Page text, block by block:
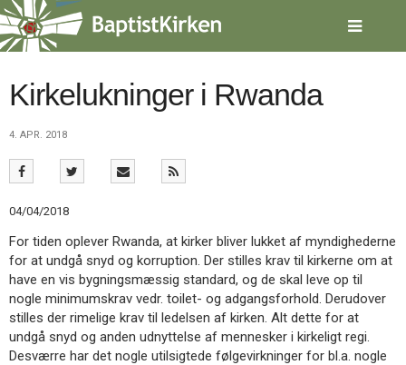
Spring
menu
over
gå
tilbage
forsiden
2.0:
Nyheder
3.0:
Kalender
4.0:
Inspiration
5.0:
Værktøjskassen
6.0:
Mission
7.0:
Om
BaptistKirken
8.0:
Kontakt
Kirkelukninger i Rwanda
4. APR. 2018
04/04/2018
For tiden oplever Rwanda, at kirker bliver lukket af myndighederne
for at undgå snyd og korruption. Der stilles krav til kirkerne om at
have en vis bygningsmæssig standard, og de skal leve op til
nogle minimumskrav vedr. toilet- og adgangsforhold. Derudover
stilles der rimelige krav til ledelsen af kirken. Alt dette for at
undgå snyd og anden udnyttelse af mennesker i kirkeligt regi.
Desværre har det nogle utilsigtede følgevirkninger for bl.a. nogle